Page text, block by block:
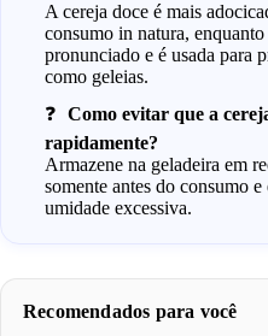
A cereja doce é mais
consumo in natura,
pronunciado e é usada para
como geleias.
Como evitar que a
rapidamente?
Armazene na geladeira em
somente antes do consumo
umidade excessiva.
Recomendados para você